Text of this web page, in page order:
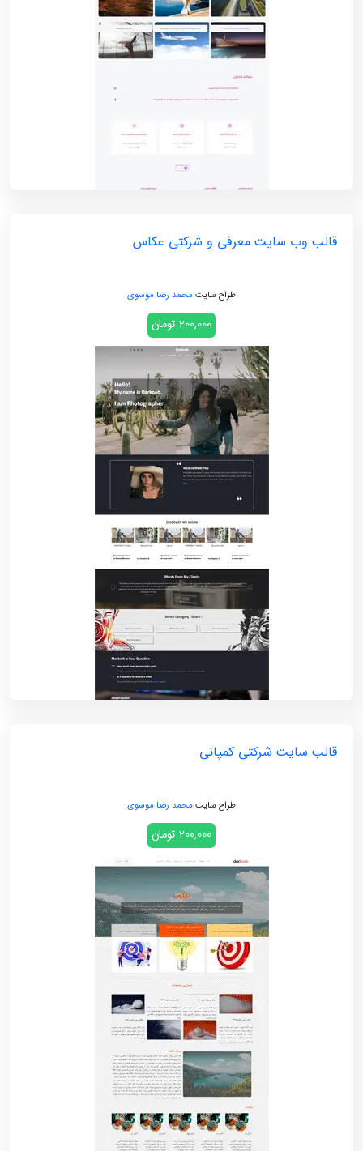
قالب وب سایت معرفی و شرکتی عکاس
طراح سایت محمد رضا موسوی
200,000 تومان
قالب سایت شرکتی کمپانی
طراح سایت محمد رضا موسوی
200,000 تومان